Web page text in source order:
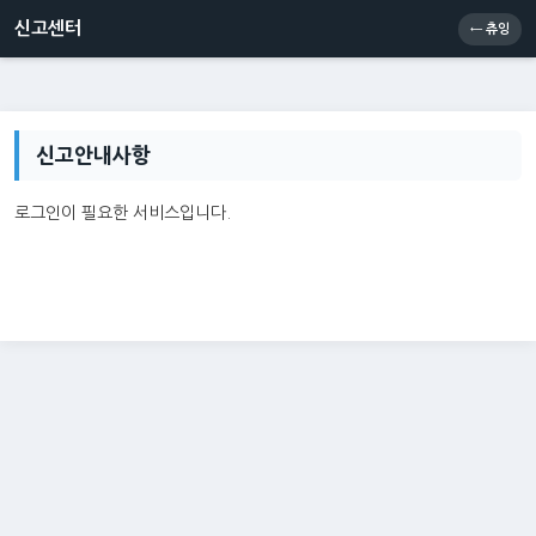
신고센터 메인
신고센터 ← 츄잉
신고안내사항
로그인이 필요한 서비스입니다.